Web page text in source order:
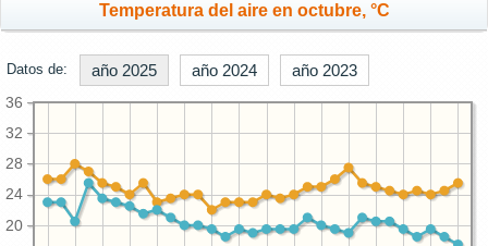
Temperatura del aire en octubre, °C
Datos de: año 2025 año 2024 año 2023
20
24
28
32
36